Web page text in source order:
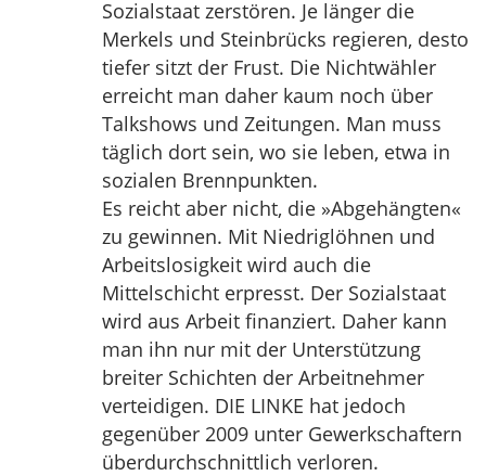
Sozialstaat zerstören. Je länger die
Merkels und Steinbrücks regieren, desto
tiefer sitzt der Frust. Die Nichtwähler
erreicht man daher kaum noch über
Talkshows und Zeitungen. Man muss
täglich dort sein, wo sie leben, etwa in
sozialen Brennpunkten.
Es reicht aber nicht, die »Abgehängten«
zu gewinnen. Mit Niedriglöhnen und
Arbeitslosigkeit wird auch die
Mittelschicht erpresst. Der Sozialstaat
wird aus Arbeit finanziert. Daher kann
man ihn nur mit der Unterstützung
breiter Schichten der Arbeitnehmer
verteidigen. DIE LINKE hat jedoch
gegenüber 2009 unter Gewerkschaftern
überdurchschnittlich verloren.